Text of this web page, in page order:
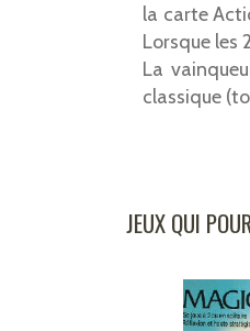
la carte
Lorsque les
La
classique
JEUX QUI